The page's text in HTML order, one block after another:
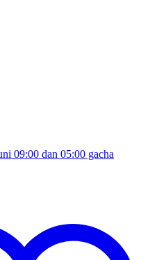
09:00 dan 05:00 gacha